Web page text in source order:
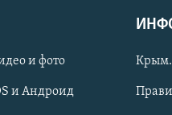
и фото
и Андроид